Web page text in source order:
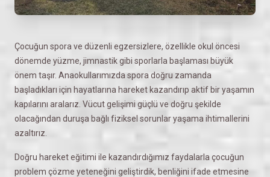
Çocuğun spora ve düzenli egzersizlere, özellikle okul öncesi
dönemde yüzme, jimnastik gibi sporlarla başlaması büyük
önem taşır. Anaokullarımızda spora doğru zamanda
başladıkları için hayatlarına hareket kazandırıp aktif bir yaşamın
kapılarını aralarız. Vücut gelişimi güçlü ve doğru şekilde
olacağından duruşa bağlı fiziksel sorunlar yaşama ihtimallerini
azaltırız.
Doğru hareket eğitimi ile kazandırdığımız faydalarla çocuğun
problem çözme yeteneğini geliştirdik, benliğini ifade etmesine